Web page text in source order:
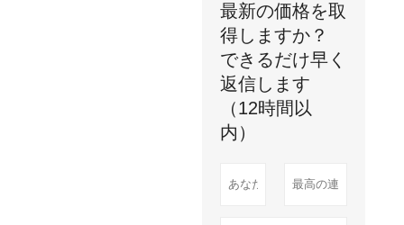
最新の価格を取
得しますか？
できるだけ早く
返信します
（12時間以
内）